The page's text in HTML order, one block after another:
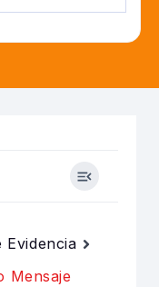
Evidencia
Mensaje